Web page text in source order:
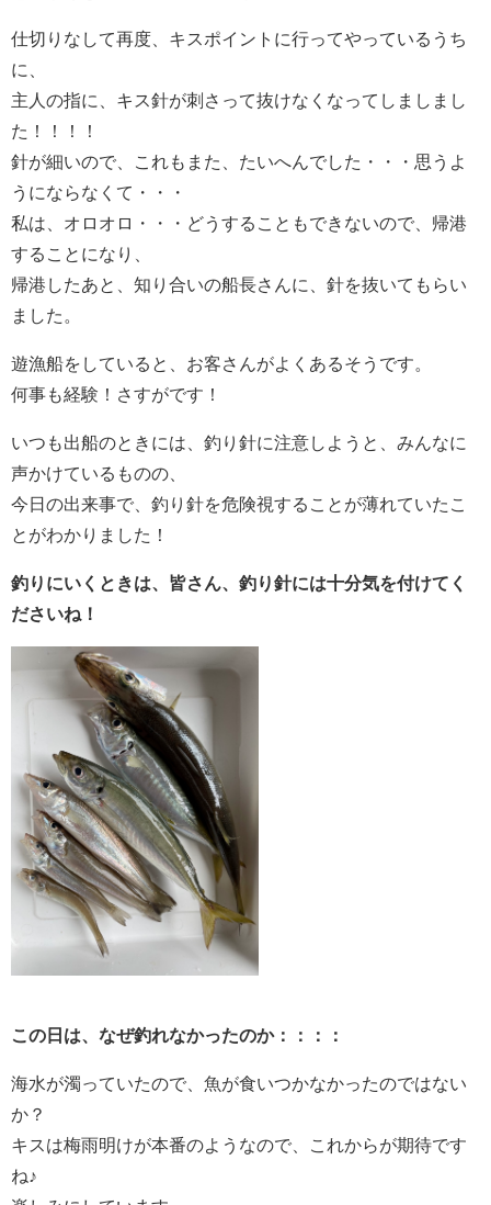
仕切りなして再度、キスポイントに行ってやっているうち
に、
主人の指に、キス針が刺さって抜けなくなってしましまし
た！！！！
針が細いので、これもまた、たいへんでした・・・思うよ
うにならなくて・・・
私は、オロオロ・・・どうすることもできないので、帰港
することになり、
帰港したあと、知り合いの船長さんに、針を抜いてもらい
ました。
遊漁船をしていると、お客さんがよくあるそうです。
何事も経験！さすがです！
いつも出船のときには、釣り針に注意しようと、みんなに
声かけているものの、
今日の出来事で、釣り針を危険視することが薄れていたこ
とがわかりました！
釣りにいくときは、皆さん、釣り針には十分気を付けてく
ださいね！
この日は、なぜ釣れなかったのか：：：：
海水が濁っていたので、魚が食いつかなかったのではない
か？
キスは梅雨明けが本番のようなので、これからが期待です
ね♪